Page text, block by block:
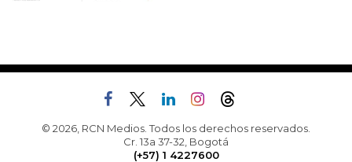
© 2026, RCN Medios. Todos los derechos reservados.
Cr. 13a 37-32, Bogotá
(+57) 1 4227600